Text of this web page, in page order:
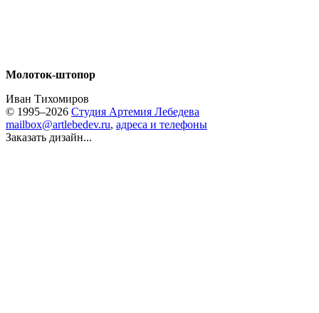
Молоток-штопор
Иван Тихомиров
© 1995–2026 Студия Артемия Лебедева
mailbox@artlebedev.ru, адреса и телефоны
Заказать дизайн...